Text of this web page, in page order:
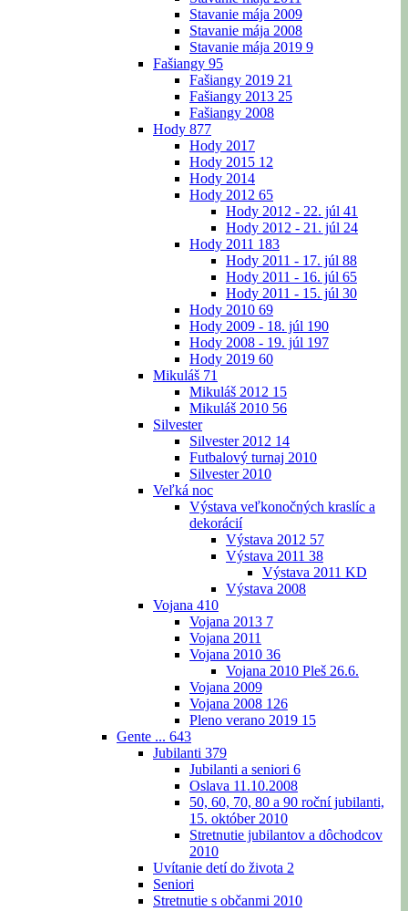
Stavanie mája 2009
Stavanie mája 2008
Stavanie mája 2019 9
Fašiangy 95
Fašiangy 2019 21
Fašiangy 2013 25
Fašiangy 2008
Hody 877
Hody 2017
Hody 2015 12
Hody 2014
Hody 2012 65
Hody 2012 - 22. júl 41
Hody 2012 - 21. júl 24
Hody 2011 183
Hody 2011 - 17. júl 88
Hody 2011 - 16. júl 65
Hody 2011 - 15. júl 30
Hody 2010 69
Hody 2009 - 18. júl 190
Hody 2008 - 19. júl 197
Hody 2019 60
Mikuláš 71
Mikuláš 2012 15
Mikuláš 2010 56
Silvester
Silvester 2012 14
Futbalový turnaj 2010
Silvester 2010
Veľká noc
Výstava veľkonočných kraslíc a
dekorácií
Výstava 2012 57
Výstava 2011 38
Výstava 2011 KD
Výstava 2008
Vojana 410
Vojana 2013 7
Vojana 2011
Vojana 2010 36
Vojana 2010 Pleš 26.6.
Vojana 2009
Vojana 2008 126
Pleno verano 2019 15
Gente ... 643
Jubilanti 379
Jubilanti a seniori 6
Oslava 11.10.2008
50, 60, 70, 80 a 90 roční jubilanti,
15. október 2010
Stretnutie jubilantov a dôchodcov
2010
Uvítanie detí do života 2
Seniori
Stretnutie s občanmi 2010